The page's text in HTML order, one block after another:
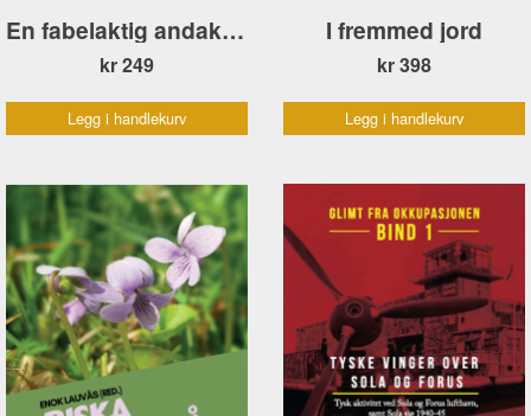
En fabelaktig andaktsbok
kr 249
Legg i handlekurv
I fremmed jord
kr 398
Legg i handlekurv